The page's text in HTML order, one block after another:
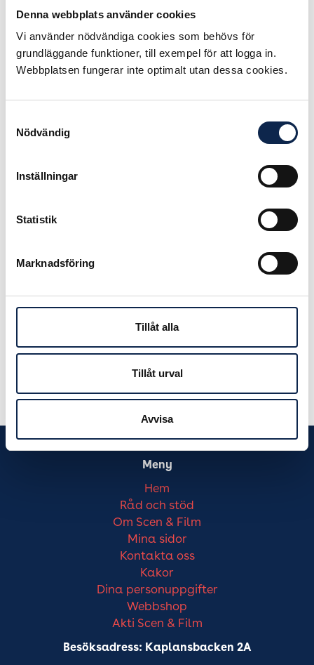
Denna webbplats använder cookies
Vi använder nödvändiga cookies som behövs för
grundläggande funktioner, till exempel för att logga in.
Webbplatsen fungerar inte optimalt utan dessa cookies.
Nödvändig
Inställningar
Statistik
Marknadsföring
Tillåt alla
Tillåt urval
Avvisa
FILMGALA för att hylla vårt yrke. De
medlemmar som närvarar och haft
premiär under 2022 kommer att
firas lite extra och erhållaSveriges
Filmregissörers pris – För
detta ska man vara medlem i SFR
och haft premiär på en långfilm,
dokumentärfilm på bio, festival, TV
Meny
Hem
Råd och stöd
Om Scen & Film
Mina sidor
Kontakta oss
Kakor
Dina personuppgifter
Webbshop
Akti Scen & Film
Besöksadress: Kaplansbacken 2A